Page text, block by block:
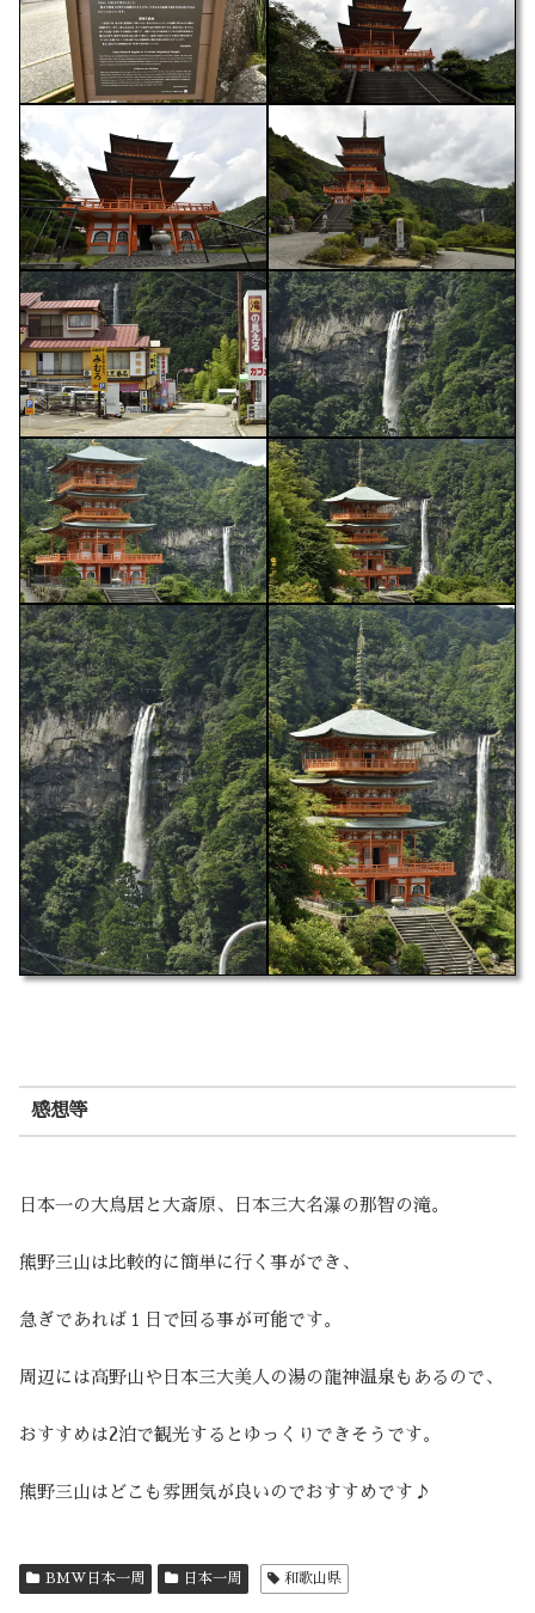
感想等
日本一の大鳥居と大斎原、日本三大名瀑の那智の滝。
熊野三山は比較的に簡単に行く事ができ、
急ぎであれば１日で回る事が可能です。
周辺には高野山や日本三大美人の湯の龍神温泉もあるので、
おすすめは2泊で観光するとゆっくりできそうです。
熊野三山はどこも雰囲気が良いのでおすすめです♪
BMW日本一周 日本一周 和歌山県